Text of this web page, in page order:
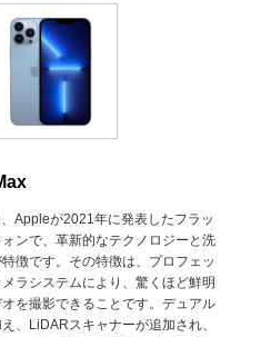
Appleが2021年に発表したフラッ
ンで、革新的なテクノロジーと洗
徴です。その特徴は、プロフェッ
ラシステムにより、驚くほど鮮明
を撮影できることです。デュアル
、LiDARスキャナーが追加され、